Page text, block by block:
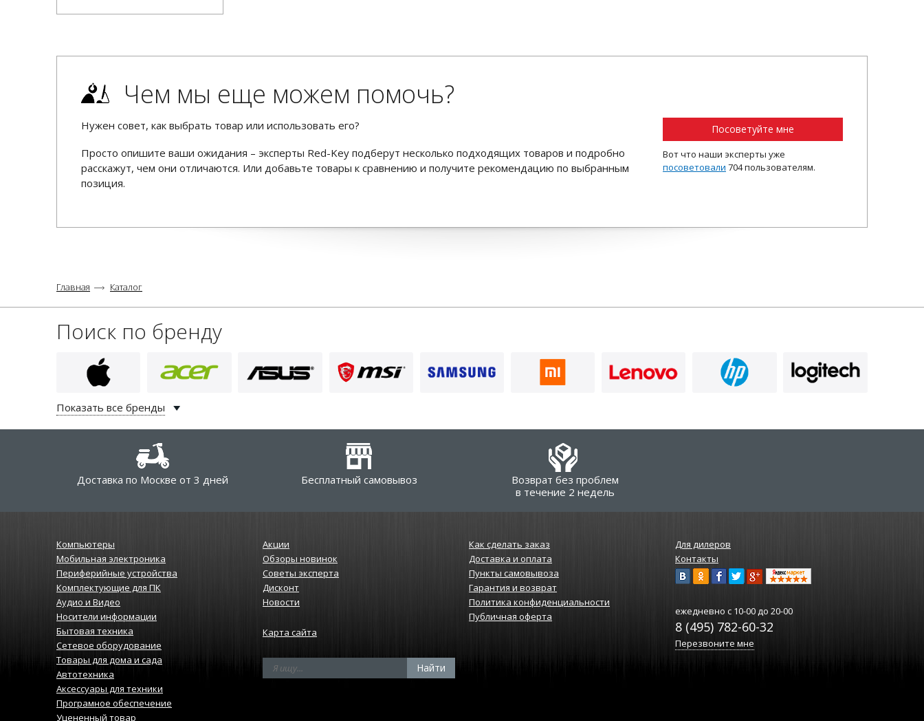
Чем мы еще можем помочь?
Нужен совет, как выбрать товар или использовать его?
Просто опишите ваши ожидания – эксперты Red-Key подберут несколько подходящих товаров и подробно
расскажут, чем они отличаются. Или добавьте товары к сравнению и получите рекомендацию по выбранным
позиция.
Посоветуйте мне
Вот что наши эксперты уже
посоветовали 704 пользователям.
Главная Каталог
Поиск по бренду
Показать все бренды
Доставка по Москве от 3 дней Бесплатный самовывоз
Возврат без проблем
в течение 2 недель
Компьютеры
Мобильная электроника
Периферийные устройства
Комплектующие для ПК
Аудио и Видео
Носители информации
Бытовая техника
Сетевое оборудование
Товары для дома и сада
Автотехника
Аксессуары для техники
Програмное обеспечение
Уцененный товар
Акции
Обзоры новинок
Советы эксперта
Дисконт
Новости
Карта сайта
Как сделать заказ
Доставка и оплата
Пункты самовывоза
Гарантия и возврат
Политика конфиденциальности
Публичная оферта
Для дилеров
Контакты
ежедневно с 10-00 до 20-00
8 (495) 782-60-32
Перезвоните мне